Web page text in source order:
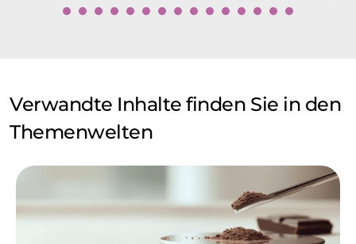
Verwandte Inhalte finden Sie in den
Themenwelten